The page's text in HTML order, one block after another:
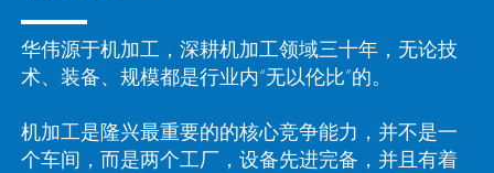
华伟源于机加工，深耕机加工领域三十年，无论技
术、装备、规模都是行业内“无以伦比”的。
机加工是隆兴最重要的的核心竞争能力，并不是一
个车间，而是两个工厂，设备先进完备，并且有着